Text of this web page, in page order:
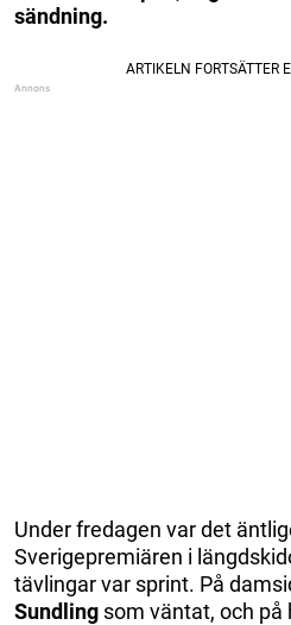
sändning.
Under fredagen var det
Sverigepremiären i
tävlingar var sprint. På
Sundling som väntat, och på